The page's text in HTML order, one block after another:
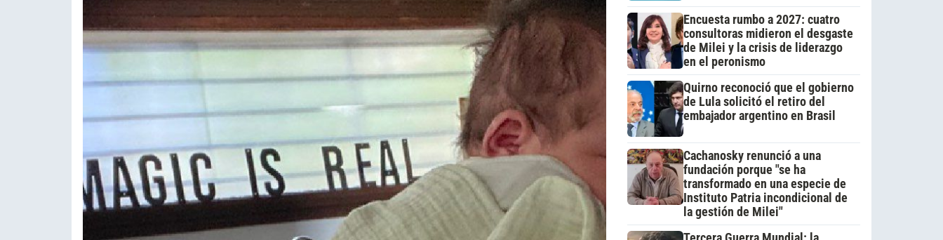
Encuesta rumbo a 2027: cuatro
consultoras midieron el desgaste
de Milei y la crisis de liderazgo
en el peronismo
Quirno reconoció que el gobierno
de Lula solicitó el retiro del
embajador argentino en Brasil
Cachanosky renunció a una
fundación porque "se ha
transformado en una especie de
Instituto Patria incondicional de
la gestión de Milei"